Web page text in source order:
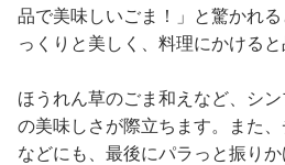
品で美味しいごま！」と驚かれ
っくりと美しく、料理にかけると
ほうれん草のごま和えなど、シ
の美味しさが際立ちます。また
などにも、最後にパラっと振り